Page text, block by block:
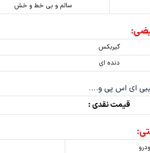
سالم و بی خط و خش
گیربکس
دنده ای
ای اس پی و....
قیمت نقدی :